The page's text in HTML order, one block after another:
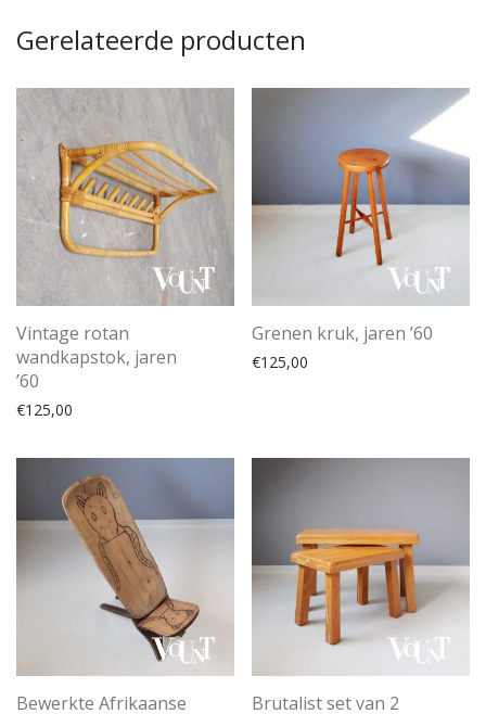
Gerelateerde producten
Vintage rotan
wandkapstok, jaren
’60
€125,00
Grenen kruk, jaren ’60
€125,00
Bewerkte Afrikaanse Brutalist set van 2